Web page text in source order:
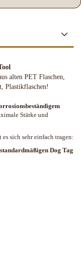
alten PET Flaschen,
Plastikflaschen!
Stärke und
sich sehr einfach tragen:
standardmäßigen Dog Tag